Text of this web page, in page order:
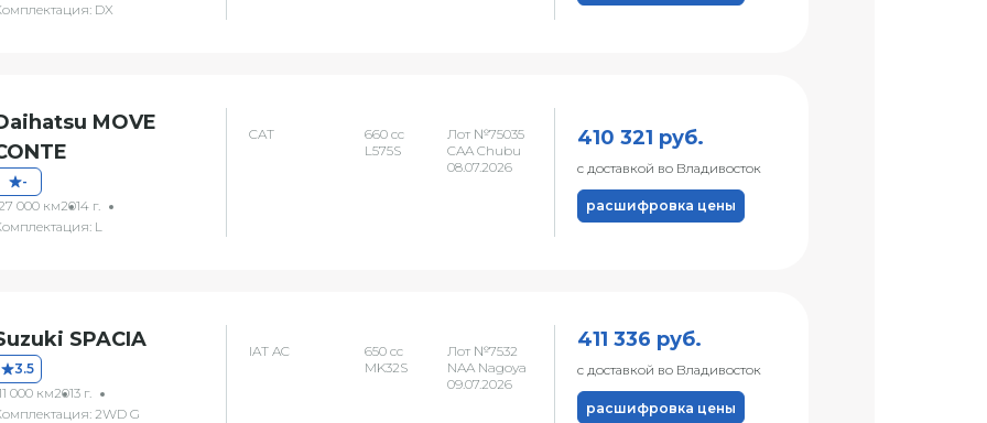
DX
MOVE
-
000 км2014 г.
L
CAT
660 сс
L575S
Лот №75035
CAA Chubu
08.07.2026
410 321 руб.
с доставкой во Владивосток
расшифровка цены
SPACIA
3.5
000 км2013 г.
2WD G
IAT AC
650 сс
MK32S
Лот №7532
NAA Nagoya
09.07.2026
411 336 руб.
с доставкой во Владивосток
расшифровка цены